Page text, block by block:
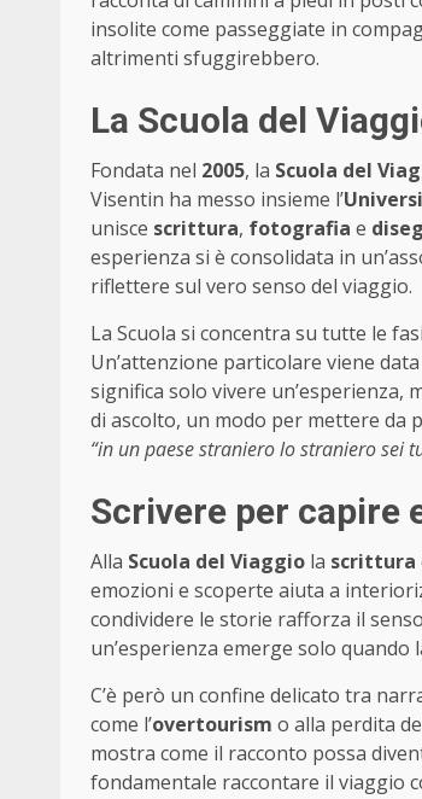
insolite come passeggiate in
altrimenti sfuggirebbero.
La Scuola del
Fondata nel 2005, la Scuola del
Visentin ha messo insieme l’
unisce scrittura, fotografia e
esperienza si è consolidata in
riflettere sul vero senso del viaggio.
La Scuola si concentra su tutte le
Un’attenzione particolare viene
significa solo vivere un’esperienza,
di ascolto, un modo per mettere da
“in un paese straniero lo straniero sei
Scrivere per capire
Alla Scuola del Viaggio la scrittura
emozioni e scoperte aiuta a
condividere le storie rafforza il
un’esperienza emerge solo
C’è però un confine delicato tra
come l’overtourism o alla perdita
mostra come il racconto possa
fondamentale raccontare il viaggio